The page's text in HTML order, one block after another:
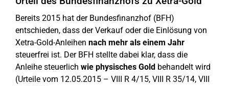
Bereits 2015 hat der Bundesfinanzhof (BFH)
entschieden, dass der Verkauf oder die Einlösung von
Xetra-Gold-Anleihen nach mehr als einem Jahr
steuerfrei ist. Der BFH stellte dabei klar, dass die
Anleihe steuerlich wie physisches Gold behandelt wird
(Urteile vom 12.05.2015 – VIII R 4/15, VIII R 35/14, VIII